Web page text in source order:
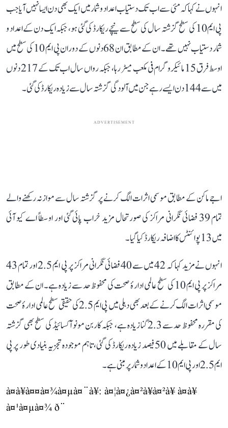
انہوں نے کہا کہ مئی سے اب تک دستیاب اعداد و شمار میں ایک بھی دن ایسا نہیں آیا جب
پی ایم 10 کی سطح گزشتہ سال کی سطح سے نیچے ریکارڈ کی گئی ہو، جبکہ ایک دن کے اعداد و
شمار دستیاب نہیں تھے۔ ان کے مطابق ان 68 دنوں کے دوران پی ایم 10 کی سطح میں
اوسط فرق 15 مائیکروگرام فی مکعب میٹر رہا، جبکہ رواں سال اب تک کے 217 دنوں
میں سے 144 دن ایسے رہے جن میں آلودگی گزشتہ سال سے زیادہ ریکارڈ کی گئی۔
ADVERTISEMENT
اجے ماکن کے مطابق موسمی اثرات الگ کرنے پر گزشتہ سال سے موازنہ رکھنے والے
تمام 39 فضائی نگرانی مراکز کی صورتحال مزید خراب پائی گئی اور اوسطاً اے کیو آئی
میں 13 پوائنٹس کا اضافہ ریکارڈ کیا گیا۔
انہوں نے مزید کہا کہ 42 میں سے 40 فضائی نگرانی مراکز پر پی ایم 2.5 اور تمام 43
مراکز پر پی ایم 10 کی سطح عالمی ادارۂ صحت کی محفوظ حد سے زیادہ ہے۔ ان کے مطابق
موسمی اثرات الگ کرنے کے بعد بھی دہلی میں پی ایم 2.5 کی حقیقی سطح عالمی ادارۂ صحت
کی مقررہ محفوظ حد سے 2.3 گنا زیادہ ہے، جبکہ کاربن مونو آکسائیڈ کی سطح بھی گزشتہ
سال کے مقابلے میں 50 فیصد زیادہ ریکارڈ کی گئی، تاہم موجودہ تجزیہ بنیادی طور پر پی
ایم 2.5 اور پی ایم 10 کے اعداد و شمار پر مبنی ہے۔
à¤à¥à¤¤à¤¾à¤µà¤¨à¥: à¤¦à¤¿à¤²à¥à¤²à¥ à¤à¥
à¤¹à¤µà¤¾ ð¨